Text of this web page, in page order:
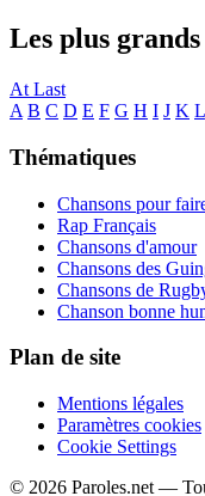
Les plus
At Last
A B C D E F G H I J K L
Thématiques
Chansons pour
Rap Français
Chansons d'amour
Chansons des
Chansons de
Chanson bonne
Plan de site
Mentions légales
Paramètres cookies
Cookie Settings
© 2026 Paroles.net —